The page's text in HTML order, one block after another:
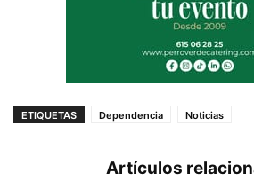
ETIQUETAS Dependencia Noticias
Artículos